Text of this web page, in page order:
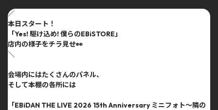
／
本日スタート！
「Yes! 駆け込め! 僕らのEBiSTORE」
店内の様子をチラ見せ👀
＼
会場内にはたくさんのパネル、
そして本棚の各所には
「EBiDAN THE LIVE 2026 15th Anniversary ミニフォト〜隣の